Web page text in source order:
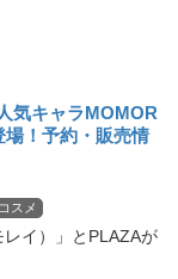
気キャラMOMOR
場！予約・販売情
コスメ
イ）」とPLAZAが